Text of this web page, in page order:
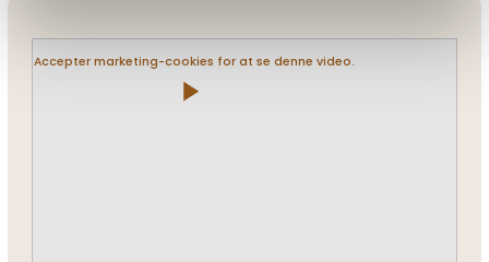
Accepter marketing-cookies for at se denne video.
play_arrow